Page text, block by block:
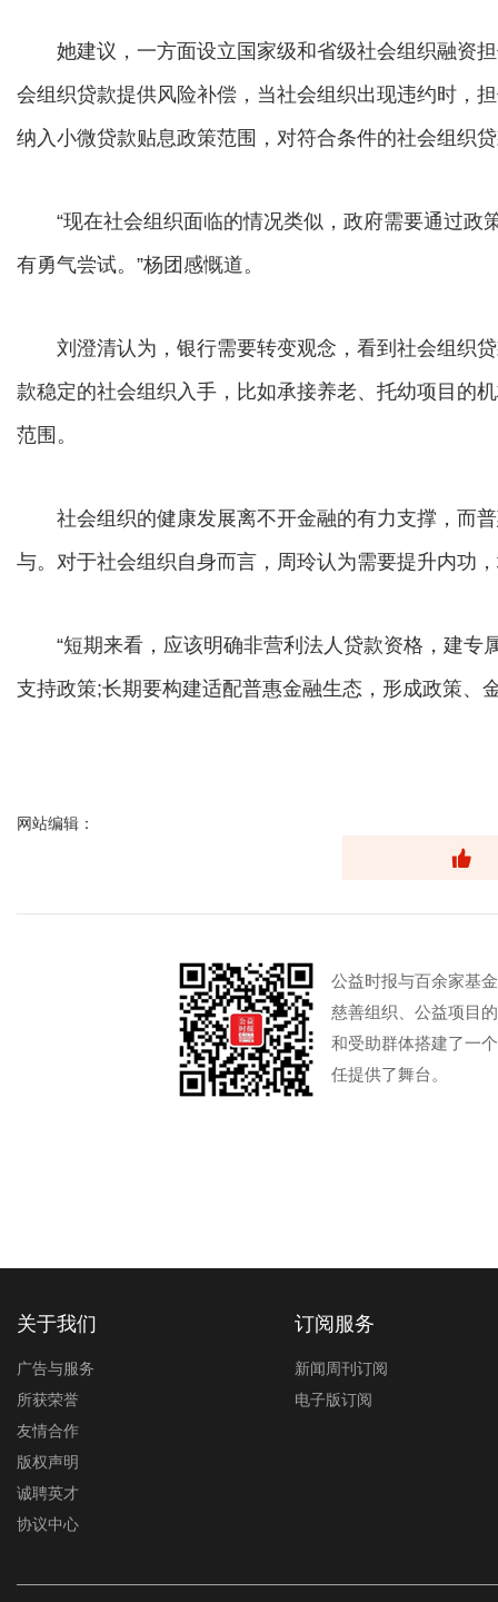
她建议，一方面设立国家级和省级社会组织融资担
会组织贷款提供风险补偿，当社会组织出现违约时，
纳入小微贷款贴息政策范围，对符合条件的社会组织
“现在社会组织面临的情况类似，政府需要通过政
有勇气尝试。”杨团感慨道。
刘澄清认为，银行需要转变观念，看到社会组织贷
款稳定的社会组织入手，比如承接养老、托幼项目的
范围。
社会组织的健康发展离不开金融的有力支撑，而普
与。对于社会组织自身而言，周玲认为需要提升内功
“短期来看，应该明确非营利法人贷款资格，建专
支持政策;长期要构建适配普惠金融生态，形成政策、
网站编辑：
公益时报与百余家基
慈善组织、公益项目
和受助群体搭建了一
任提供了舞台。
关于我们
广告与服务
所获荣誉
友情合作
版权声明
诚聘英才
协议中心
订阅服务
新闻周刊订阅
电子版订阅